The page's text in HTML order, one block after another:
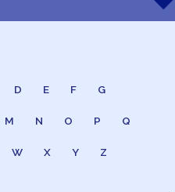
D E F G
M N O P Q
W X Y Z